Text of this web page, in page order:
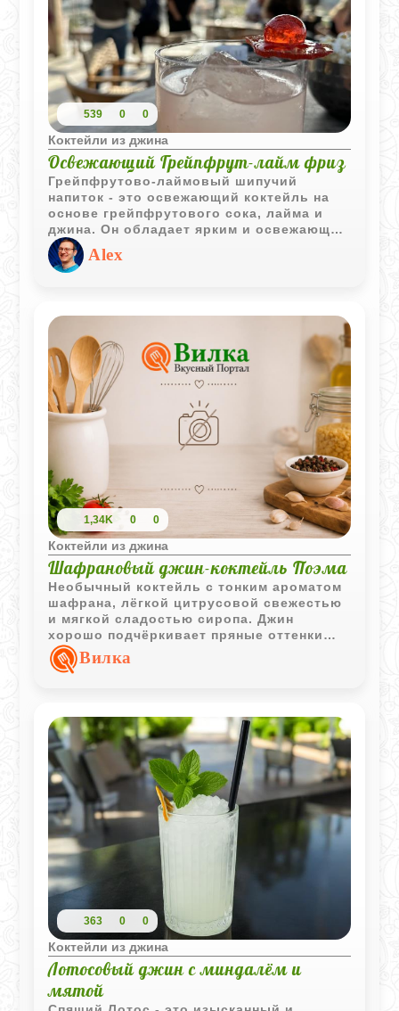
539 0 0
Коктейли из джина
Освежающий Грейпфрут-лайм фриз
Грейпфрутово-лаймовый шипучий
напиток - это освежающий коктейль на
основе грейпфрутового сока, лайма и
джина. Он обладает ярким и освежающим
вкусом с цитрусовыми нотками и лёгкой
горечью грейпфрута.
Alex
1,34K 0 0
Коктейли из джина
Шафрановый джин-коктейль Поэма
Необычный коктейль с тонким ароматом
шафрана, лёгкой цитрусовой свежестью
и мягкой сладостью сиропа. Джин
хорошо подчёркивает пряные оттенки
напитка и делает вкус более
выразительным.
Вилка
363 0 0
Коктейли из джина
Лотосовый джин с миндалём и
мятой